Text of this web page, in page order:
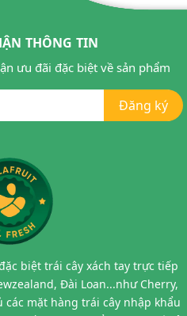
THÔNG TIN
ưu đãi đặc biệt về sản phẩm
Đăng ký
biệt trái cây xách tay trực tiếp
Đài Loan...như Cherry,
các mặt hàng trái cây nhập khẩu